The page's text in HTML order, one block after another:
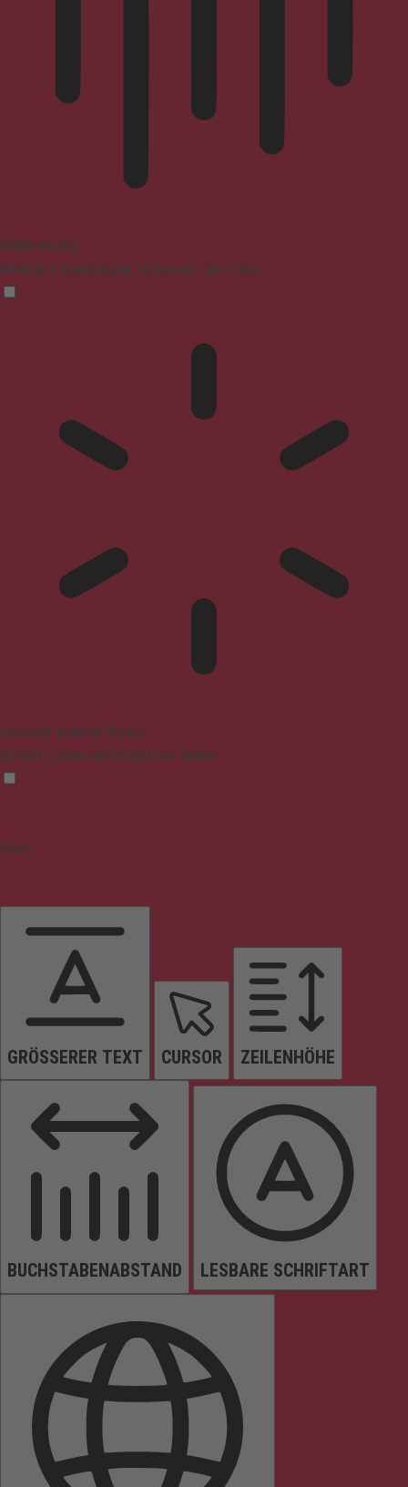
Blindenmodus
Reduziert Ablenkungen, verbessert den Fokus
Epilepsie-sicherer Modus
Dämpft Farben und stoppt das Blinken
Inhalt
GRÖSSERER TEXT CURSOR ZEILENHÖHE
BUCHSTABENABSTAND LESBARE SCHRIFTART